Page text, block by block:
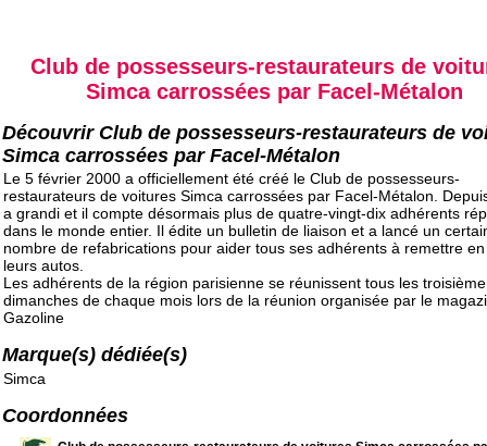
Club de possesseurs-restaurateurs de
Simca carrossées par Facel-Métalon
Découvrir Club de possesseurs-restaurateurs de
Simca carrossées par Facel-Métalon
Le 5 février 2000 a officiellement été créé le Club de possesseurs-
restaurateurs de voitures Simca carrossées par Facel-Métalon.
a grandi et il compte désormais plus de quatre-vingt-dix adhérents
dans le monde entier. Il édite un bulletin de liaison et a lancé un
nombre de refabrications pour aider tous ses adhérents à remettre
leurs autos.
Les adhérents de la région parisienne se réunissent tous les troisième
dimanches de chaque mois lors de la réunion organisée par le
Gazoline
Marque(s) dédiée(s)
Simca
Coordonnées